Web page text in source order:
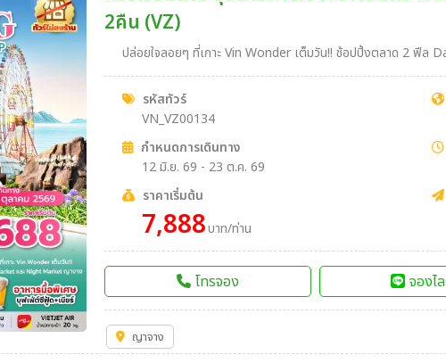
2คืน (VZ)
ปล่อยใจลอยๆ ที่เกาะ Vin Wonder เต็มวัน!! ช้อปปิ้งตลาด 2 ฟี
รหัสทัวร์
VN_VZ00134
กำหนดการเดินทาง
12 มิ.ย. 69 - 23 ต.ค. 69
ราคาเริ่มต้น
7,888บาท/ท่าน
โทรจอง จองไ
ญาจาง